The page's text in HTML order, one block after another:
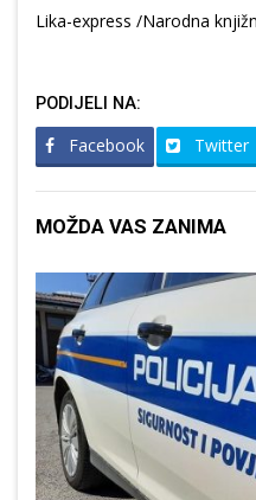
Lika-express /Narodna
PODIJELI NA:
Facebook Twitter
MOŽDA VAS ZANIMA